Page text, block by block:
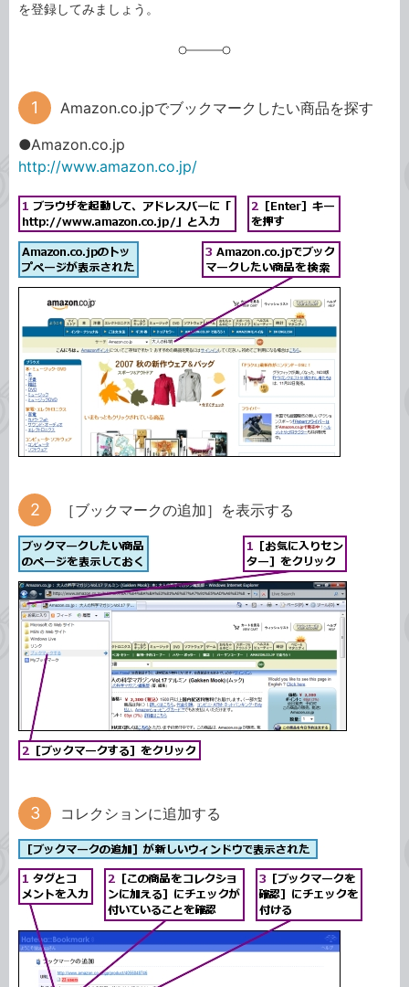
を登録してみましょう。
Amazon.co.jpでブックマークしたい商品を探す
●Amazon.co.jp
http://www.amazon.co.jp/
［ブックマークの追加］を表示する
コレクションに追加する